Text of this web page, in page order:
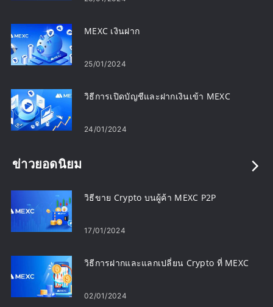
MEXC เงินฝาก
25/01/2024
วิธีการเปิดบัญชีและฝากเงินเข้า MEXC
24/01/2024
ข่าวยอดนิยม
วิธีขาย Crypto บนผู้ค้า MEXC P2P
17/01/2024
วิธีการฝากและแลกเปลี่ยน Crypto ที่ MEXC
02/01/2024